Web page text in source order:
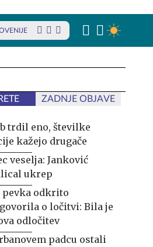
ZADNJE OBJAVE
trdil eno, številke
kažejo drugače
veselja: Janković
ukrep
pevka odkrito
o ločitvi: Bila je
odločitev
padcu ostali